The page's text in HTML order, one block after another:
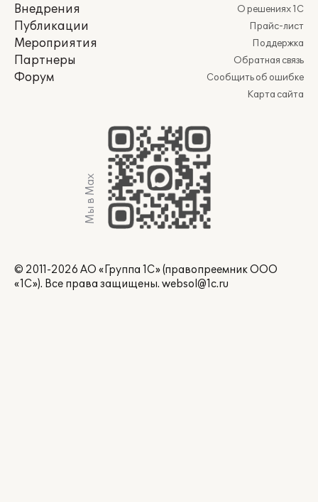
Внедрения
Публикации
Мероприятия
Партнеры
Форум
О решениях 1С
Прайс-лист
Поддержка
Обратная связь
Сообщить об ошибке
Карта сайта
Мы в Max
© 2011-2026 АО «Группа 1С» (правопреемник ООО
«1С»). Все права защищены. websol@1c.ru